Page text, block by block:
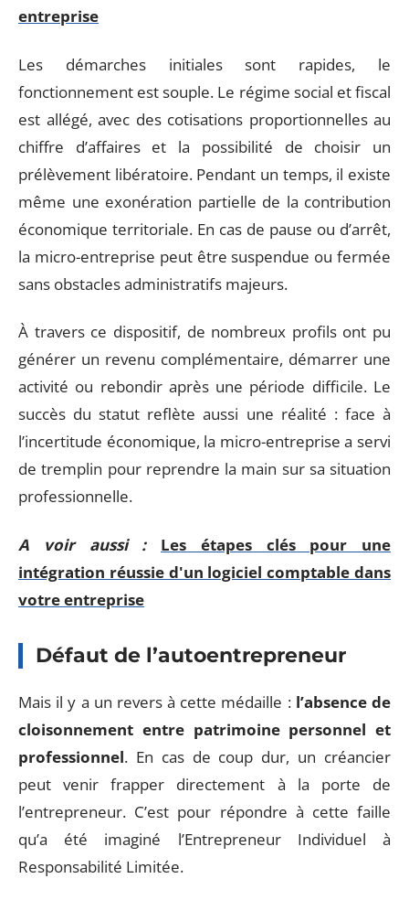
entreprise
Les démarches initiales sont rapides, le
fonctionnement est souple. Le régime social et fiscal
est allégé, avec des cotisations proportionnelles au
chiffre d’affaires et la possibilité de choisir un
prélèvement libératoire. Pendant un temps, il existe
même une exonération partielle de la contribution
économique territoriale. En cas de pause ou d’arrêt,
la micro-entreprise peut être suspendue ou fermée
sans obstacles administratifs majeurs.
À travers ce dispositif, de nombreux profils ont pu
générer un revenu complémentaire, démarrer une
activité ou rebondir après une période difficile. Le
succès du statut reflète aussi une réalité : face à
l’incertitude économique, la micro-entreprise a servi
de tremplin pour reprendre la main sur sa situation
professionnelle.
A voir aussi :
Les étapes clés pour une
intégration réussie d'un logiciel comptable dans
votre entreprise
Défaut de l’autoentrepreneur
Mais il y a un revers à cette médaille : l’absence de
cloisonnement entre patrimoine personnel et
professionnel. En cas de coup dur, un créancier
peut venir frapper directement à la porte de
l’entrepreneur. C’est pour répondre à cette faille
qu’a été imaginé l’Entrepreneur Individuel à
Responsabilité Limitée.